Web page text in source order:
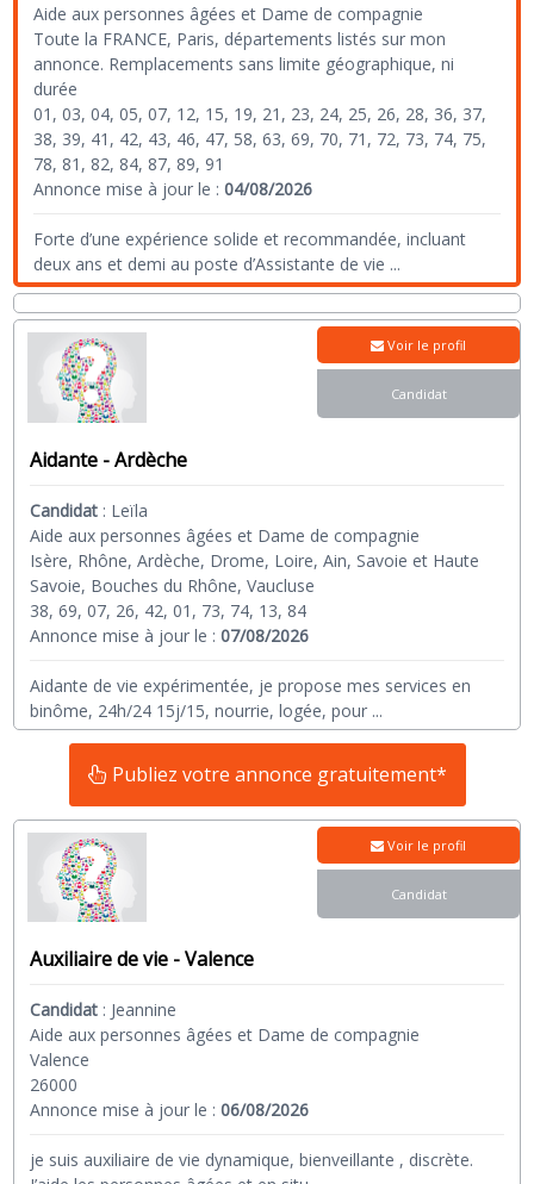
Aide aux personnes âgées et Dame de compagnie
Toute la FRANCE, Paris, départements listés sur mon
annonce. Remplacements sans limite géographique, ni
durée
01, 03, 04, 05, 07, 12, 15, 19, 21, 23, 24, 25, 26, 28, 36, 37,
38, 39, 41, 42, 43, 46, 47, 58, 63, 69, 70, 71, 72, 73, 74, 75,
78, 81, 82, 84, 87, 89, 91
Annonce mise à jour le :04/08/2026
Forte d’une expérience solide et recommandée, incluant
deux ans et demi au poste d’Assistante de vie ...
Aidante - Ardèche
Candidat : Leïla
Aide aux personnes âgées et Dame de compagnie
Isère, Rhône, Ardèche, Drome, Loire, Ain, Savoie et Haute
Savoie, Bouches du Rhône, Vaucluse
38, 69, 07, 26, 42, 01, 73, 74, 13, 84
Annonce mise à jour le :07/08/2026
Aidante de vie expérimentée, je propose mes services en
binôme, 24h/24 15j/15, nourrie, logée, pour ...
Voir le profil
Candidat
Publiez votre annonce gratuitement*
Auxiliaire de vie - Valence
Candidat : Jeannine
Aide aux personnes âgées et Dame de compagnie
Valence
26000
Annonce mise à jour le :06/08/2026
je suis auxiliaire de vie dynamique, bienveillante , discrète.
Voir le profil
Candidat